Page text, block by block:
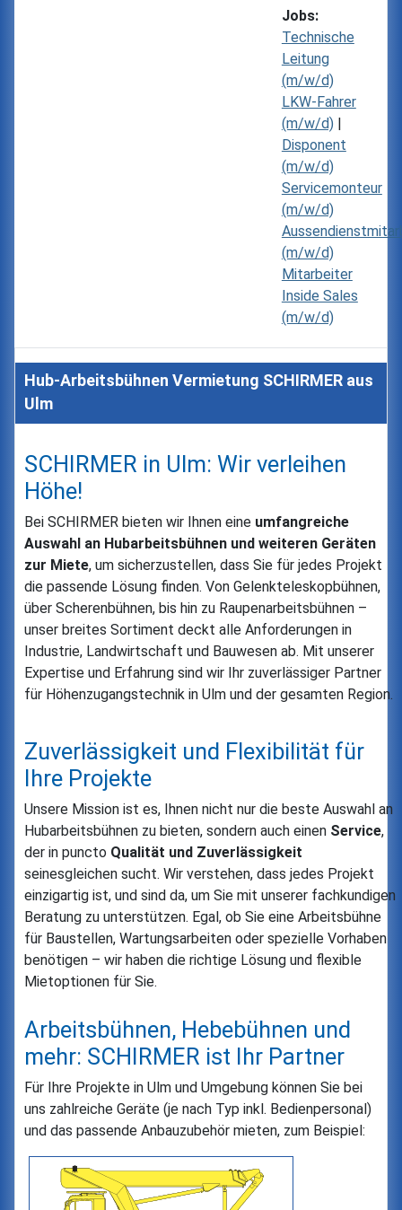
Jobs:
Technische
Leitung
(m/w/d)
LKW-Fahrer
(m/w/d)|
Disponent
(m/w/d)
Servicemonteur
(m/w/d)
(m/w/d)
Mitarbeiter
Inside Sales
(m/w/d)
Hub-Arbeitsbühnen Vermietung SCHIRMER aus
Ulm
SCHIRMER in Ulm: Wir verleihen
Höhe!
Bei SCHIRMER bieten wir Ihnen eine umfangreiche
Auswahl an Hubarbeitsbühnen und weiteren Geräten
zur Miete, um sicherzustellen, dass Sie für jedes Projekt
die passende Lösung finden. Von Gelenkteleskopbühnen,
über Scherenbühnen, bis hin zu Raupenarbeitsbühnen –
unser breites Sortiment deckt alle Anforderungen in
Industrie, Landwirtschaft und Bauwesen ab. Mit unserer
Expertise und Erfahrung sind wir Ihr zuverlässiger Partner
für Höhenzugangstechnik in Ulm und der gesamten Region.
Zuverlässigkeit und Flexibilität für
Ihre Projekte
Unsere Mission ist es, Ihnen nicht nur die beste Auswahl an
Hubarbeitsbühnen zu bieten, sondern auch einen Service,
der in puncto Qualität und Zuverlässigkeit
seinesgleichen sucht. Wir verstehen, dass jedes Projekt
einzigartig ist, und sind da, um Sie mit unserer fachkundigen
Beratung zu unterstützen. Egal, ob Sie eine Arbeitsbühne
für Baustellen, Wartungsarbeiten oder spezielle Vorhaben
benötigen – wir haben die richtige Lösung und flexible
Mietoptionen für Sie.
Arbeitsbühnen, Hebebühnen und
mehr: SCHIRMER ist Ihr Partner
Für Ihre Projekte in Ulm und Umgebung können Sie bei
uns zahlreiche Geräte (je nach Typ inkl. Bedienpersonal)
und das passende Anbauzubehör mieten, zum Beispiel: